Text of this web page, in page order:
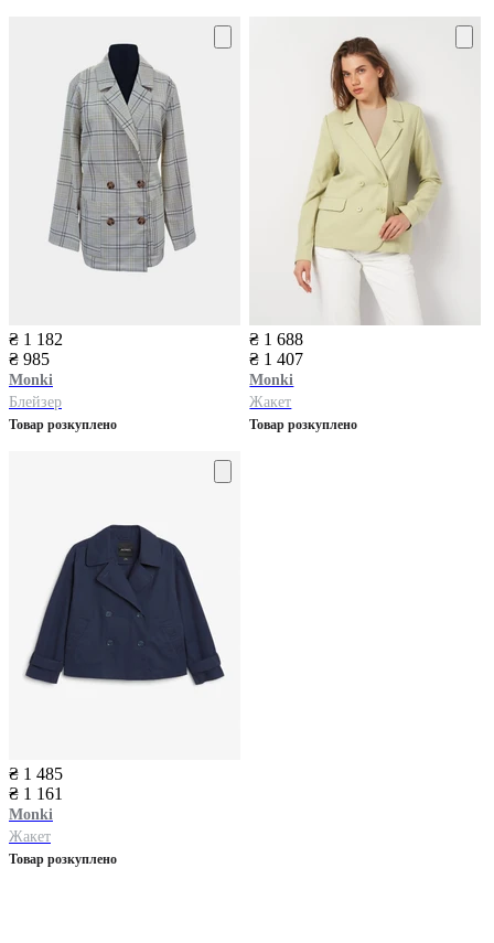
₴ 1 182
₴ 985
Monki
Блейзер
Товар розкуплено
₴ 1 688
₴ 1 407
Monki
Жакет
Товар розкуплено
₴ 1 485
₴ 1 161
Monki
Жакет
Товар розкуплено